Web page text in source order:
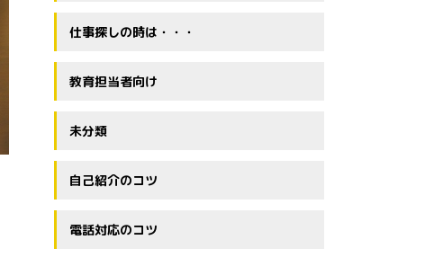
仕事探しの時は・・・
教育担当者向け
未分類
自己紹介のコツ
電話対応のコツ